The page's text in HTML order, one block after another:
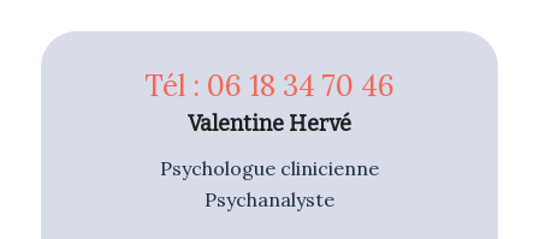
Tél : 06 18 34 70 46
Valentine Hervé
Psychologue clinicienne
Psychanalyste